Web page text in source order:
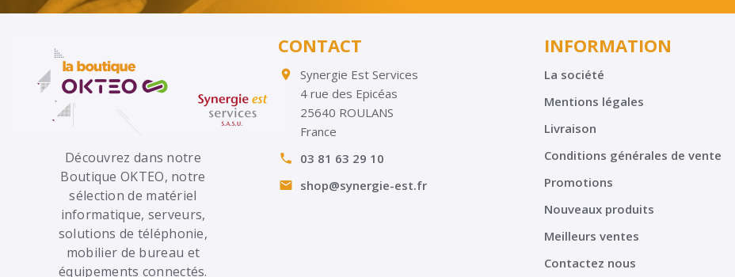
Découvrez dans notre
Boutique OKTEO, notre
sélection de matériel
informatique, serveurs,
solutions de téléphonie,
mobilier de bureau et
équipements connectés.
CONTACT

Synergie Est Services
4 rue des Epicéas
25640 ROULANS
France
 03 81 63 29 10
 shop@synergie-est.fr
INFORMATION
La société
Mentions légales
Livraison
Conditions générales de vente
Promotions
Nouveaux produits
Meilleurs ventes
Contactez nous